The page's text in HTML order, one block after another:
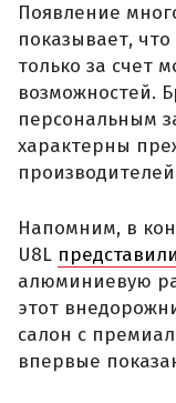
Появление
показывает,
только за счет
возможностей.
персональным
характерны
Напомним, в
U8L представили
алюминиевую
этот
салон с
впервые